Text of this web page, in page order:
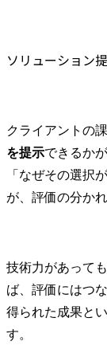
ソリューション
クライアントの
を提示できるか
「なぜその選択
が、評価の分かれ
技術力があって
ば、評価にはつ
得られた成果と
す。